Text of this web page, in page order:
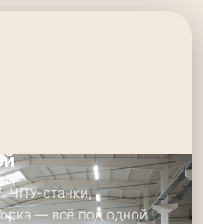
ЧПУ-станки,
— всё под одной